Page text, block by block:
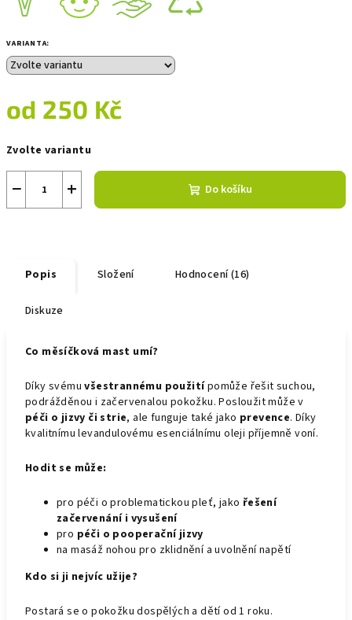
VARIANTA:
od 250 Kč
cena:
Zvolte variantu
+
− Do košíku
Popis Složení Hodnocení (16)
Diskuze
Co měsíčková mast umí?
Díky svémuvšestrannému použitípomůže řešit suchou,
podrážděnou i začervenalou pokožku. Posloužit může v
péči o jizvy či strie, ale funguje také jako prevence. Díky
kvalitnímu levandulovému esenciálnímu oleji příjemně voní.
Hodit se může:
pro péči o problematickou pleť, jako řešení
začervenání i vysušení
pro péči o pooperační jizvy
na masáž nohou pro zklidnění a uvolnění napětí
Kdo si ji nejvíc užije?
Postará se o pokožku dospělých a dětí od 1 roku.